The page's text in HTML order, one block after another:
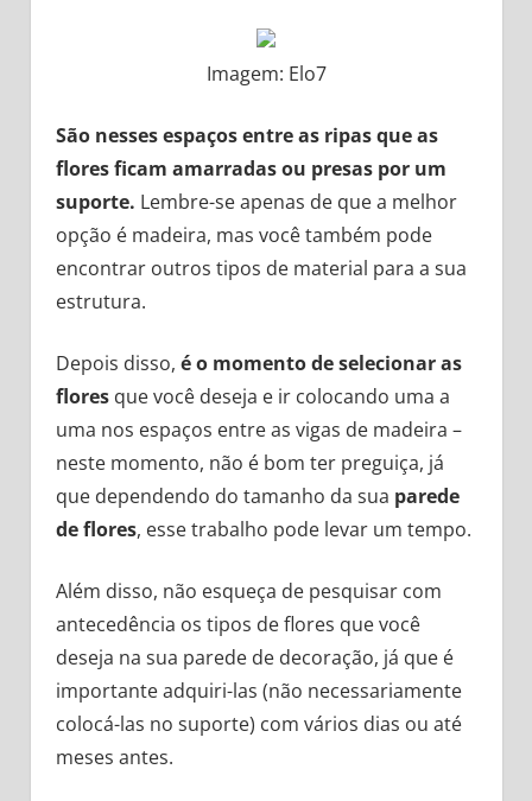
Imagem: Elo7
São nesses espaços entre as ripas que as
flores ficam amarradas ou presas por um
suporte. Lembre-se apenas de que a melhor
opção é madeira, mas você também pode
encontrar outros tipos de material para a sua
estrutura.
Depois disso, é o momento de selecionar as
floresque você deseja e ir colocando uma a
uma nos espaços entre as vigas de madeira –
neste momento, não é bom ter preguiça, já
que dependendo do tamanho da sua parede
de flores, esse trabalho pode levar um tempo.
Além disso, não esqueça de pesquisar com
antecedência os tipos de flores que você
deseja na sua parede de decoração, já que é
importante adquiri-las (não necessariamente
colocá-las no suporte) com vários dias ou até
meses antes.